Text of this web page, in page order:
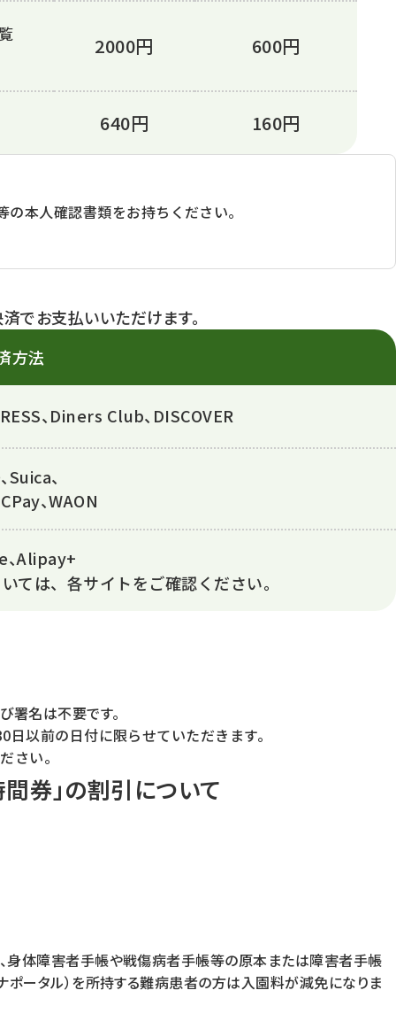
2000円 600円
640円 160円
本人確認書類をお持ちください。
でお支払いいただけます。
方法
、Diners Club、DISCOVER
Suica、
、WAON
、Alipay+
は、各サイトをご確認ください。
署名は不要です。
以前の日付に限らせていただきます。
さい。
間券」の割引について
身体障害者手帳や戦傷病者手帳等の原本または障害者手帳
ポータル）を所持する難病患者の方は入園料が減免になりま